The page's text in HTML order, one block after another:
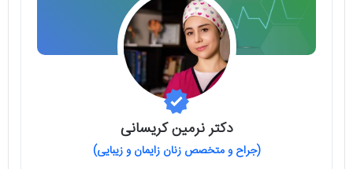
دکتر نرمین کریسانی
(جراح و‌ متخصص زنان زایمان و زیبایی)